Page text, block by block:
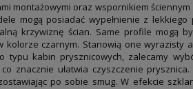
montażowymi oraz wspornikiem
mogą posiadać wypełnienie z
krzywiznę ścian. Same profile mogą
czarnym. Stanowią one wyrazisty
kabin prysznicowych, zalecamy
znacznie ułatwia czyszczenie
po sobie smug. W efekcie